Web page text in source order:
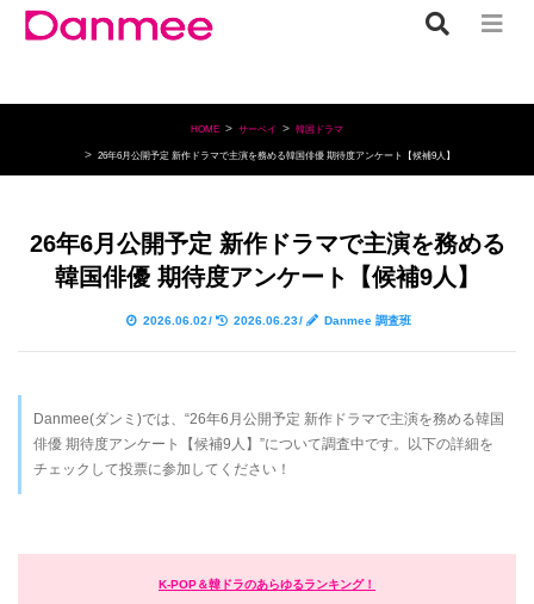
HOME サーベイ 韓国ドラマ
26年6月公開予定 新作ドラマで主演を務める韓国俳優 期待度アンケート【候補9人】
26年6月公開予定 新作ドラマで主演を務める
韓国俳優 期待度アンケート【候補9人】
2026.06.02/ 2026.06.23/ Danmee 調査班
Danmee(ダンミ)では、“26年6月公開予定 新作ドラマで主演を務める韓国
俳優 期待度アンケート【候補9人】”について調査中です。以下の詳細を
チェックして投票に参加してください！
K-POP＆韓ドラのあらゆるランキング！